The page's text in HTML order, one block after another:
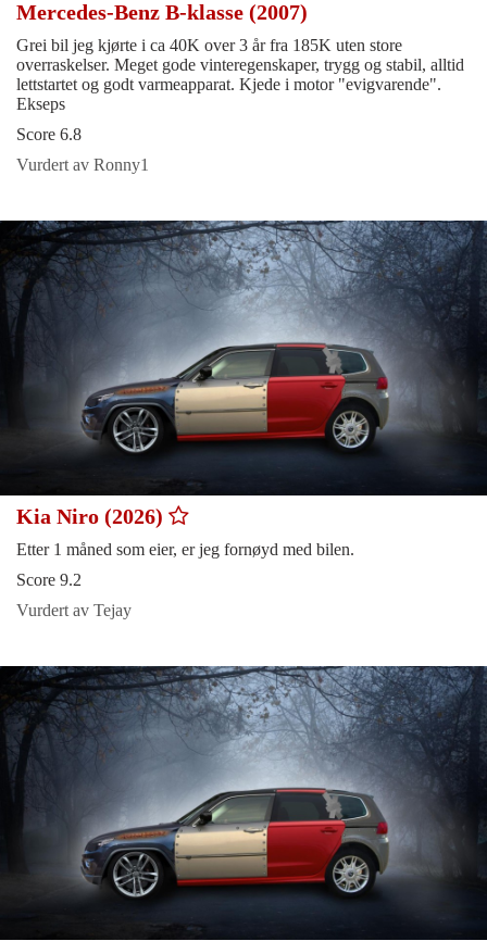
Mercedes-Benz B-klasse (2007)
Grei bil jeg kjørte i ca 40K over 3 år fra 185K uten store
overraskelser. Meget gode vinteregenskaper, trygg og stabil, alltid
lettstartet og godt varmeapparat. Kjede i motor "evigvarende".
Ekseps
Score 6.8
Vurdert av Ronny1
Kia Niro (2026)
Etter 1 måned som eier, er jeg fornøyd med bilen.
Score 9.2
Vurdert av Tejay